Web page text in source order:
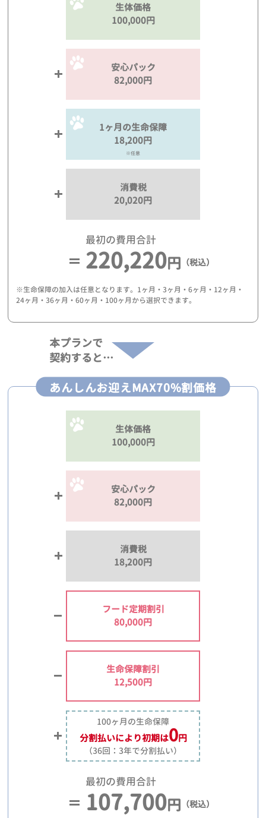
生体価格
100,000円
安心パック
82,000円
1ヶ月の生命保障
18,200円
※任意
消費税
20,020円
最初の費用合計
220,220円 （税込）
※生命保障の加入は任意となります。1ヶ月・3ヶ月・6ヶ月・12ヶ月・
24ヶ月・36ヶ月・60ヶ月・100ヶ月から選択できます。
本プランで
契約すると…
あんしんお迎えMAX70%割価格
生体価格
100,000円
安心パック
82,000円
消費税
18,200円
フード定期割引
80,000円
生命保障割引
12,500円
100ヶ月の生命保障
分割払いにより初期は0円
（36回：3年で分割払い）
最初の費用合計
107,700円 （税込）